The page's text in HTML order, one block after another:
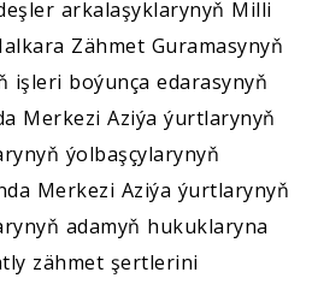
arkalaşyklarynyň Milli
Zähmet Guramasynyň
işleri boýunça edarasynyň
Merkezi Aziýa ýurtlarynyň
ýolbaşçylarynyň
Merkezi Aziýa ýurtlarynyň
adamyň hukuklaryna
zähmet şertlerini